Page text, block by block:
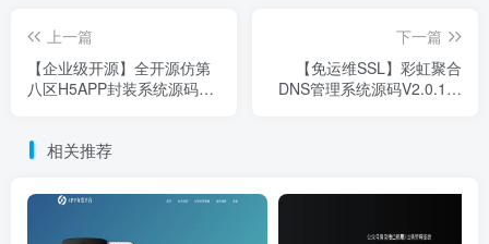
上一篇
【企业级开源】全开源仿第
八区H5APP封装系统源码下
下一篇
【免运维SSL】彩虹聚合
DNS管理系统源码V2.0.1｜
相关推荐